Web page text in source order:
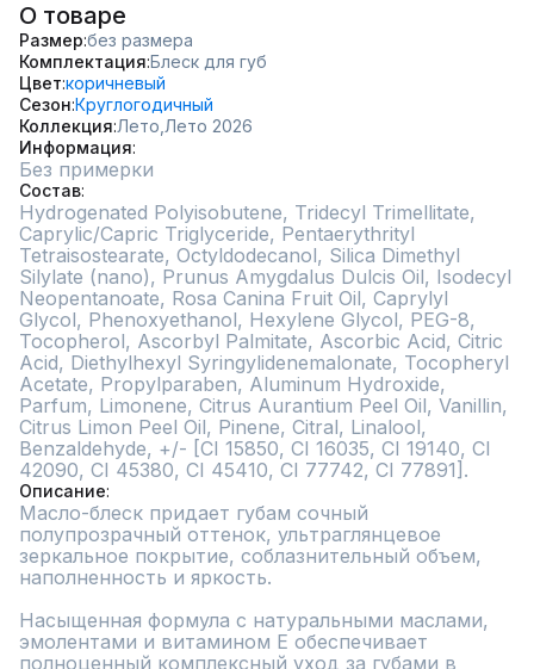
О товаре
Размер без размера
Комплектация Блеск для губ
Цвет коричневый
Сезон Круглогодичный
Коллекция Лето, Лето 2026
Информация
Без примерки
Состав
Hydrogenated Polyisobutene, Tridecyl Trimellitate,
Caprylic/Capric Triglyceride, Pentaerythrityl
Tetraisostearate, Octyldodecanol, Silica Dimethyl
Silylate (nano), Prunus Amygdalus Dulcis Oil, Isodecyl
Neopentanoate, Rosa Canina Fruit Oil, Caprylyl
Glycol, Phenoxyethanol, Hexylene Glycol, PEG-8,
Tocopherol, Ascorbyl Palmitate, Ascorbic Acid, Citric
Acid, Diethylhexyl Syringylidenemalonate, Tocopheryl
Acetate, Propylparaben, Aluminum Hydroxide,
Parfum, Limonene, Citrus Aurantium Peel Oil, Vanillin,
Citrus Limon Peel Oil, Pinene, Citral, Linalool,
Benzaldehyde, +/- [CI 15850, CI 16035, CI 19140, CI
42090, CI 45380, CI 45410, CI 77742, CI 77891].
Описание
Масло-блеск придает губам сочный
полупрозрачный оттенок, ультраглянцевое
зеркальное покрытие, соблазнительный объем,
наполненность и яркость.
Насыщенная формула с натуральными маслами,
эмолентами и витамином Е обеспечивает
полноценный комплексный уход за губами в